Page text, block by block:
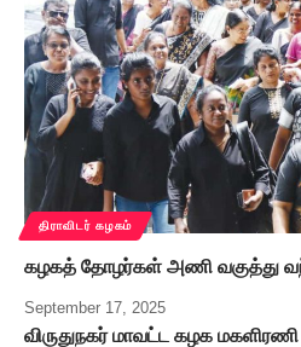
திராவிடர் கழகம்
கழகத் தோழர்கள் அணி வகுத்து
September 17, 2025
விருதுநகர் மாவட்ட கழக